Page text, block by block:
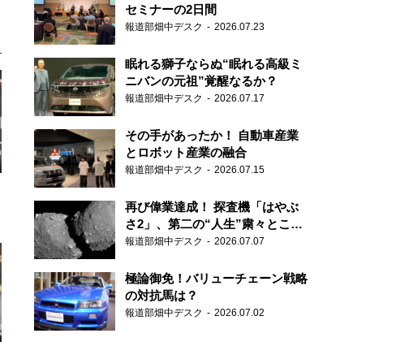
セミナーの2日間
報道部畑中デスク 2026.07.23
眠れる獅子ならぬ“眠れる高級ミ
ニバンの元祖”覚醒なるか？
報道部畑中デスク 2026.07.17
その手があったか！ 自動車産業
とロボット産業の融合
報道部畑中デスク 2026.07.15
再び偉業達成！ 探査機「はやぶ
さ2」、第二の“人生”粛々とこな
す
報道部畑中デスク 2026.07.07
極論御免！バリューチェーン戦略
の対抗馬は？
報道部畑中デスク 2026.07.02